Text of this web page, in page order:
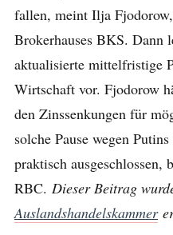
fallen, meint Ilja
Brokerhauses BKS. Dann
aktualisierte mittelfristige
Wirtschaft vor. Fjodorow
den Zinssenkungen für
solche Pause wegen
praktisch ausgeschlossen,
RBC. Dieser Beitrag
Auslandshandelskammer